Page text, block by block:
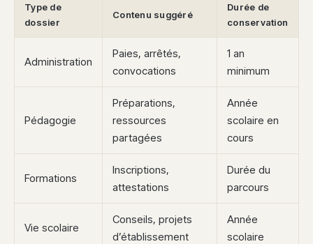
Type de
dossier
Contenu suggéré
Durée de
conservation
Administration
Paies, arrêtés,
convocations
1 an
minimum
Pédagogie
Préparations,
ressources
partagées
Année
scolaire en
cours
Formations
Inscriptions,
attestations
Durée du
parcours
Vie scolaire
Conseils, projets
d’établissement
Année
scolaire